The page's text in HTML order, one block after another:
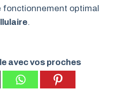
fonctionnement optimal
.
avec vos proches